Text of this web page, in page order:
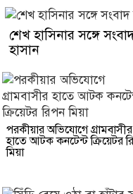
শেখ হাসিনার সঙ্গে
হাসান
পরকীয়ার অভিযোগে গ্রামবাসীর
হাতে আটক কনটেন্ট ক্রিয়েটর
মিয়া